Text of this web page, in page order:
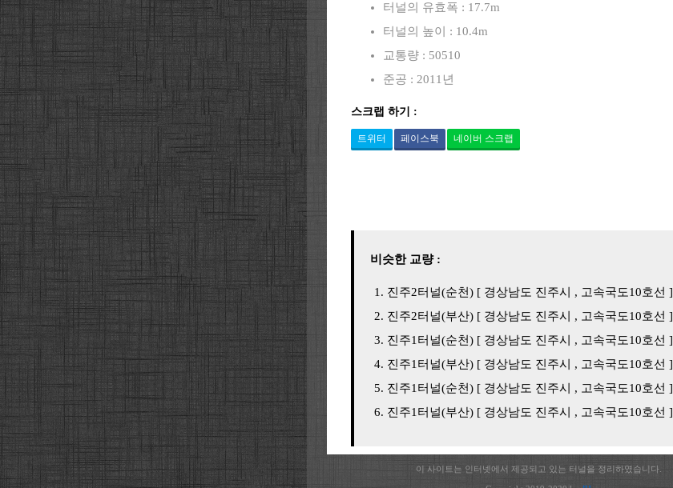
터널의 유효폭 : 17.7m
터널의 높이 : 10.4m
교통량 : 50510
준공 : 2011년
스크랩 하기 :
트위터 페이스북 네이버 스크랩
비슷한 교량 :
진주2터널(순천) [ 경상남도 진주시 , 고속국도10호선 ]
진주2터널(부산) [ 경상남도 진주시 , 고속국도10호선 ]
진주1터널(순천) [ 경상남도 진주시 , 고속국도10호선 ]
진주1터널(부산) [ 경상남도 진주시 , 고속국도10호선 ]
진주1터널(순천) [ 경상남도 진주시 , 고속국도10호선 ]
진주1터널(부산) [ 경상남도 진주시 , 고속국도10호선 ]
이 사이트는 인터넷에서 제공되고 있는 터널을 정리하였습니다.